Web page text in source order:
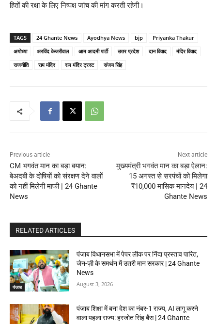
हितों की रक्षा के लिए निष्पक्ष जांच की मांग करती रहेगी।
TAGS 24 Ghante News Ayodhya News bjp
Priyanka Thakur
अयोध्या
अरविंद केजरीवाल आम आदमी पार्टी उत्तर प्रदेश दान विवाद
मंदिर विवाद
राजनीति
राम मंदिर राम मंदिर ट्रस्ट संजय सिंह
Previous article
CM भगवंत मान का बड़ा बयान:
बेअदबी के दोषियों को संरक्षण देने वालों
को नहीं मिलेगी माफी | 24 Ghante
News
Next article
मुख्यमंत्री भगवंत मान का बड़ा ऐलान:
15 अगस्त से सरपंचों को मिलेगा
₹10,000 मासिक मानदेय | 24
Ghante News
RELATED ARTICLES
पंजाब
पंजाब विधानसभा में पेपर लीक पर निंदा प्रस्ताव पारित,
जेन-ज़ी के समर्थन में उतरी मान सरकार | 24 Ghante
News
August 3, 2026
पंजाब शिक्षा में बना देश का नंबर-1 राज्य, AI लागू करने
वाला पहला राज्य: हरजोत सिंह बैंस | 24 Ghante